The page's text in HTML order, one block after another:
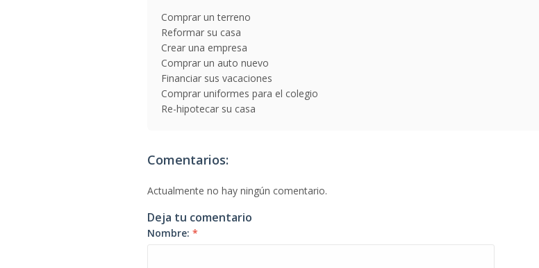
Comprar un terreno
Reformar su casa
Crear una empresa
Comprar un auto nuevo
Financiar sus vacaciones
Comprar uniformes para el colegio
Re-hipotecar su casa
Comentarios:
Actualmente no hay ningún comentario.
Deja tu comentario
Nombre: *